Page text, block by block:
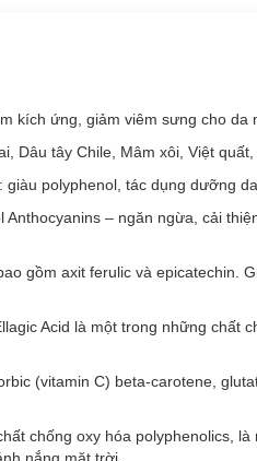
kích ứng, giảm viêm sưng cho da
Dâu tây Chile, Mâm xôi, Việt quất,
: giàu polyphenol, tác dụng dưỡng
Anthocyanins – ngăn ngừa, cải
gồm axit ferulic và epicatechin.
Acid là một trong những chất
(vitamin C) beta-carotene,
chống oxy hóa polyphenolics,
nắng mặt trời.